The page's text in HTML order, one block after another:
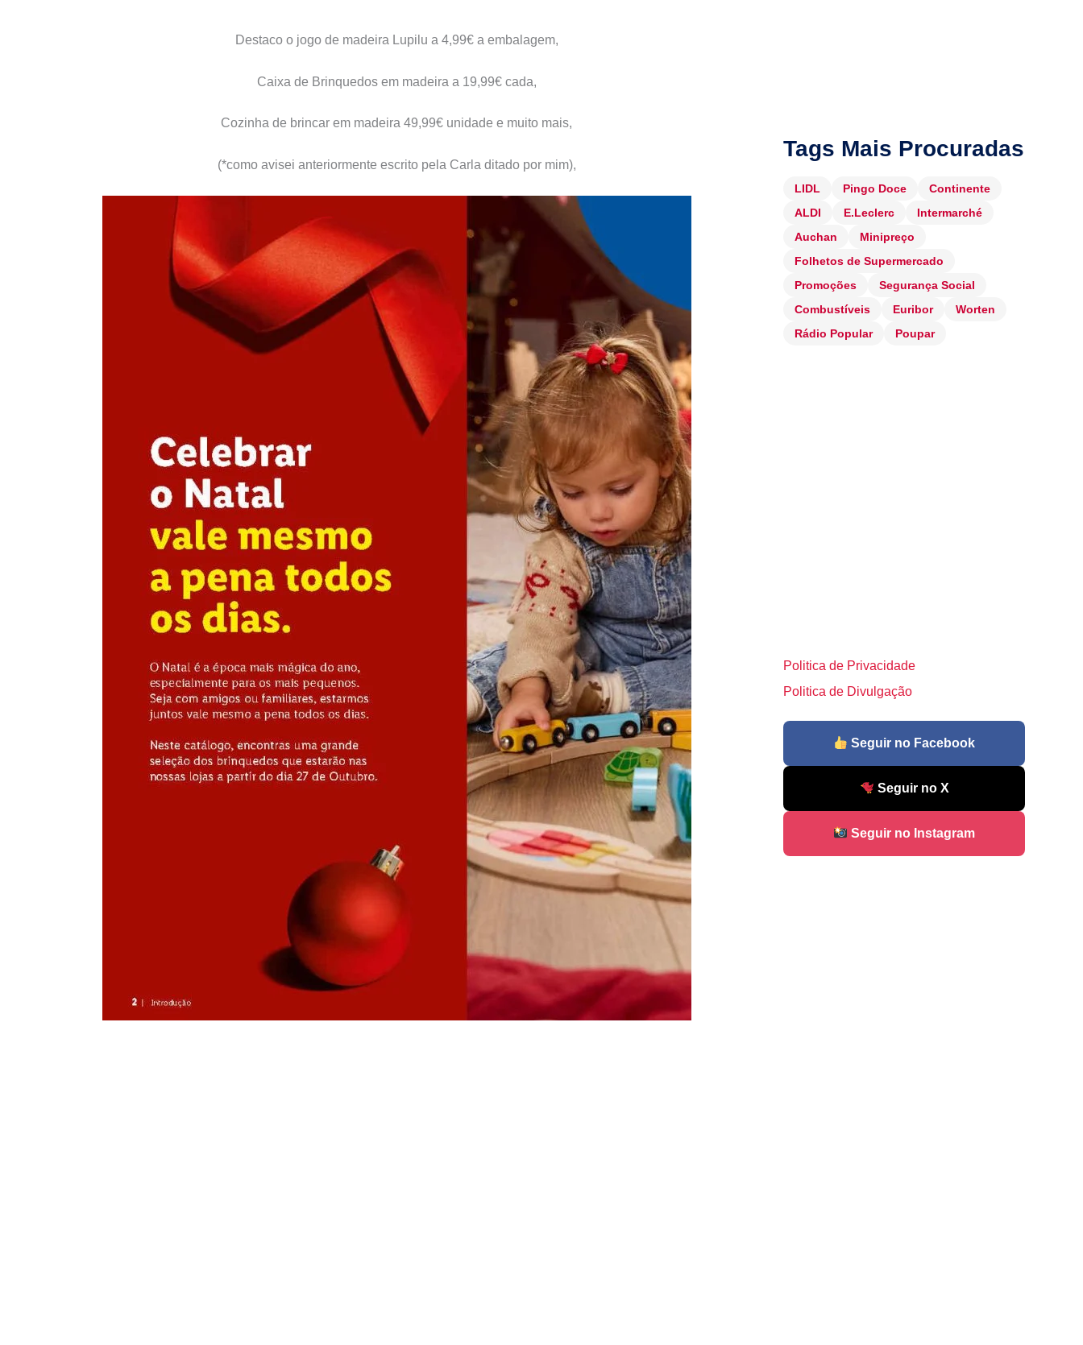
Destaco o jogo de madeira Lupilu a 4,99€ a embalagem,
Caixa de Brinquedos em madeira a 19,99€ cada,
Cozinha de brincar em madeira 49,99€ unidade e muito mais,
(*como avisei anteriormente escrito pela Carla ditado por mim),
Tags Mais Procuradas
LIDL Pingo Doce
Continente
ALDI
E.Leclerc
Intermarché
Auchan
Minipreço
Folhetos de Supermercado
Promoções
Segurança Social
Combustíveis
Euribor
Worten
Rádio Popular
Poupar
Politica de Privacidade
Politica de Divulgação
Seguir no Facebook
Seguir no X
Seguir no Instagram